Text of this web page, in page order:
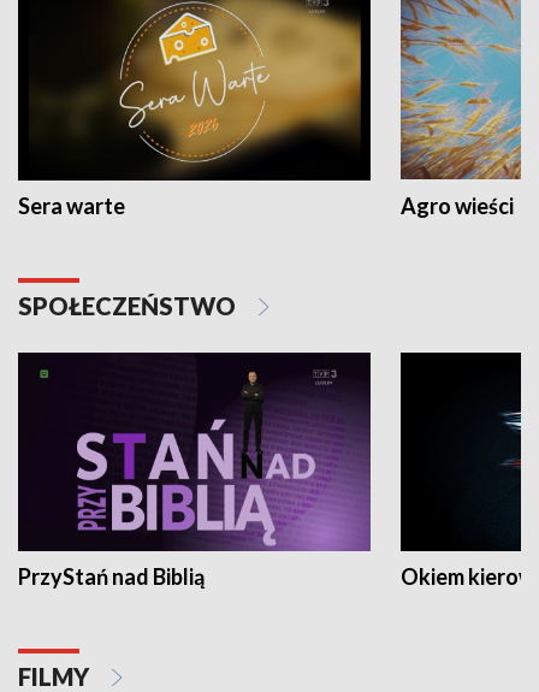
Sera warte Agro wieści
SPOŁECZEŃSTWO
PrzyStań nad Biblią Okiem
FILMY